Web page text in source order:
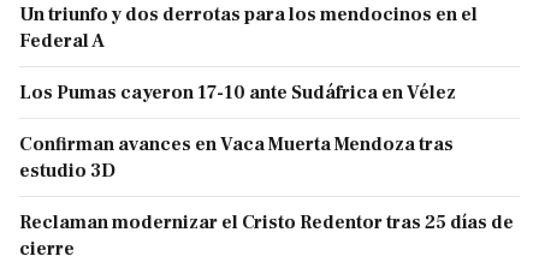
Un triunfo y dos derrotas para los mendocinos en el
Federal A
Los Pumas cayeron 17-10 ante Sudáfrica en Vélez
Confirman avances en Vaca Muerta Mendoza tras
estudio 3D
Reclaman modernizar el Cristo Redentor tras 25 días de
cierre